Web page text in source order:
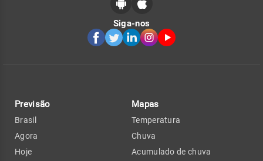
Siga-nos
Previsão
Brasil
Agora
Hoje
Mapas
Temperatura
Chuva
Acumulado de chuva